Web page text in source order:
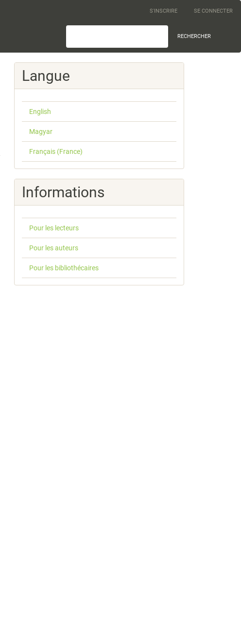
S'INSCRIRE SE CONNECTER
RECHERCHER
Langue
English
Magyar
Français (France)
Informations
Pour les lecteurs
Pour les auteurs
Pour les bibliothécaires